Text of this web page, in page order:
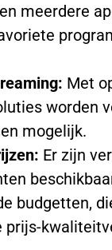
meerdere
Met
worden
mogelijk.
Er zijn
budgetten,
prijs-